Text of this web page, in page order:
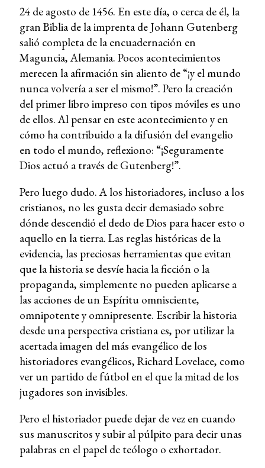
24 de agosto de 1456. En este día, o cerca de él, la
gran Biblia de la imprenta de Johann Gutenberg
salió completa de la encuadernación en
Maguncia, Alemania. Pocos acontecimientos
merecen la afirmación sin aliento de “¡y el mundo
nunca volvería a ser el mismo!”. Pero la creación
del primer libro impreso con tipos móviles es uno
de ellos. Al pensar en este acontecimiento y en
cómo ha contribuido a la difusión del evangelio
en todo el mundo, reflexiono: “¡Seguramente
Dios actuó a través de Gutenberg!”.
Pero luego dudo. A los historiadores, incluso a los
cristianos, no les gusta decir demasiado sobre
dónde descendió el dedo de Dios para hacer esto o
aquello en la tierra. Las reglas históricas de la
evidencia, las preciosas herramientas que evitan
que la historia se desvíe hacia la ficción o la
propaganda, simplemente no pueden aplicarse a
las acciones de un Espíritu omnisciente,
omnipotente y omnipresente. Escribir la historia
desde una perspectiva cristiana es, por utilizar la
acertada imagen del más evangélico de los
historiadores evangélicos, Richard Lovelace, como
ver un partido de fútbol en el que la mitad de los
jugadores son invisibles.
Pero el historiador puede dejar de vez en cuando
sus manuscritos y subir al púlpito para decir unas
palabras en el papel de teólogo o exhortador.